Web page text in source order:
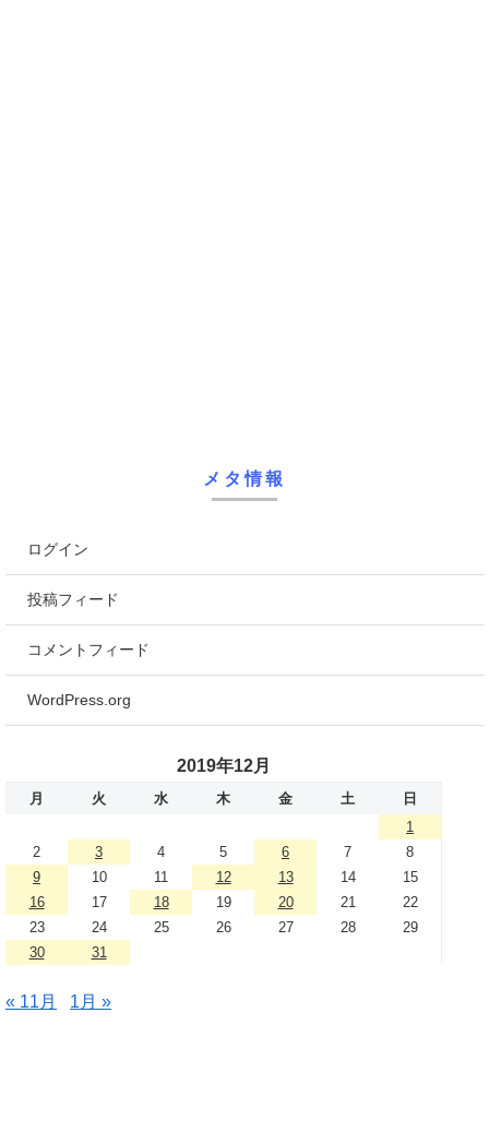
メタ情報
ログイン
投稿フィード
コメントフィード
WordPress.org
2019年12月
月 火 水 木 金 土
日
1
2
3 4 5 6 7
8
9
10 11 12 13 14
15
16
17 18 19 20 21
22
23
24 25 26 27 28
29
30
31
« 11月 1月 »